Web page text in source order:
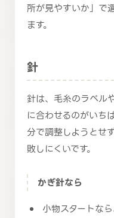
所が見やすいか」で
ます。
針
針は、毛糸のラベル
に合わせるのがいち
分で調整しようとせ
敗しにくいです。
かぎ針なら
小物スタートな